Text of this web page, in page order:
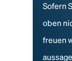
Sofern
oben
freuen